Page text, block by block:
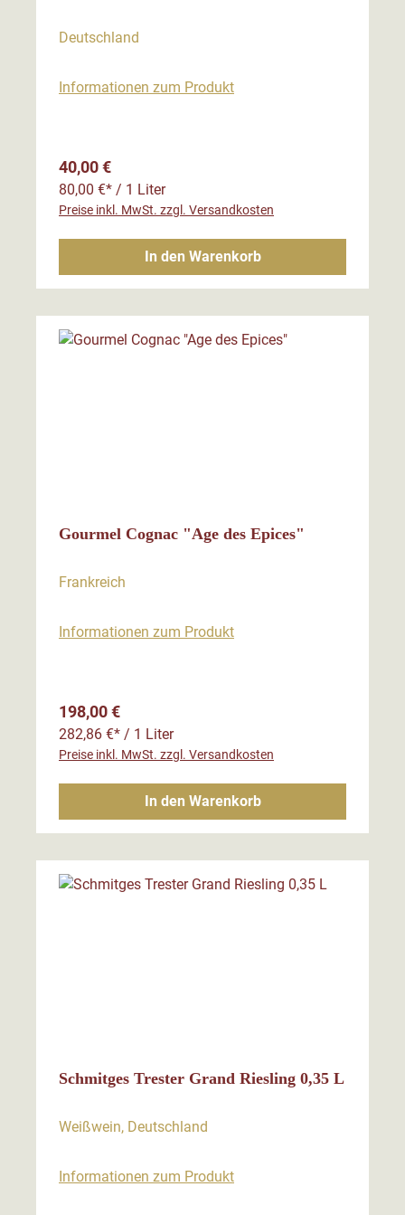
Deutschland
Informationen zum Produkt
Regulärer Preis:
40,00 €
80,00 €* / 1 Liter
Preise inkl. MwSt. zzgl. Versandkosten
In den Warenkorb
Gourmel Cognac "Age des Epices"
Frankreich
Informationen zum Produkt
Regulärer Preis:
198,00 €
282,86 €* / 1 Liter
Preise inkl. MwSt. zzgl. Versandkosten
In den Warenkorb
Schmitges Trester Grand Riesling 0,35 L
Weißwein, Deutschland
Informationen zum Produkt